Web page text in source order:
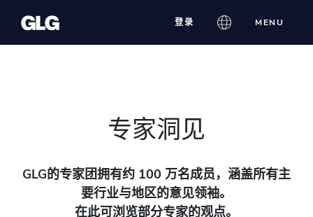
content
登录 MENU
专家洞见
GLG的专家团拥有约 100 万名成员，涵盖所有主
要行业与地区的意见领袖。
在此可浏览部分专家的观点。